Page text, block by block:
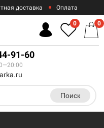
доставка Оплата
91-60
Поиск
0 0